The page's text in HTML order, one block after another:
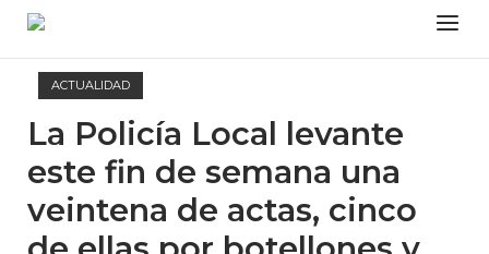
Skip
content
Menu
ACTUALIDAD
La Policía Local levante
este fin de semana una
veintena de actas, cinco